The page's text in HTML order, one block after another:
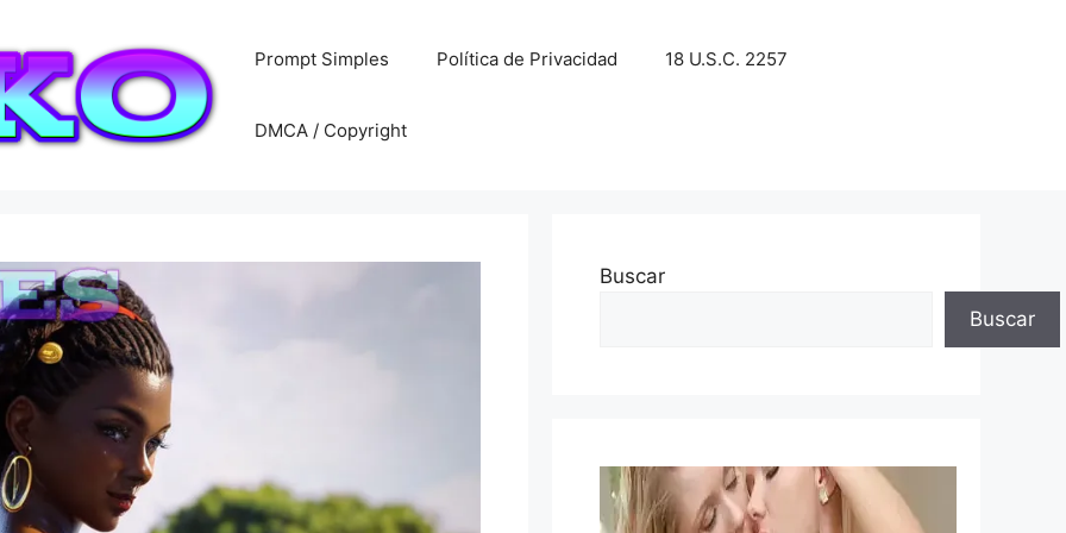
Prompt Simples Política de Privacidad 18 U.S.C. 2257
DMCA / Copyright
Buscar
Buscar